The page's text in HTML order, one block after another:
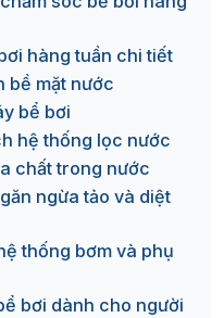
hàng tuần chi tiết
bề mặt nước
bể bơi
hệ thống lọc nước
chất trong nước
ngừa tảo và diệt
thống bơm và phụ
bơi dành cho người